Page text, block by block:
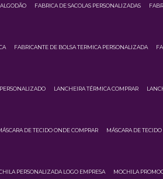
FABRICA DE SACOLAS PERSONALIZADAS
FABRICANTE DE BOLSA TERMICA PERSONALIZADA
LANCHEIRA TÉRMICA COMPRAR
DE TECIDO ONDE COMPRAR MÁSCARA DE
PERSONALIZADA LOGO EMPRESA MOCHILA